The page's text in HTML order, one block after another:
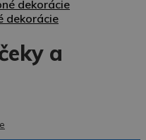
dekorácie
a